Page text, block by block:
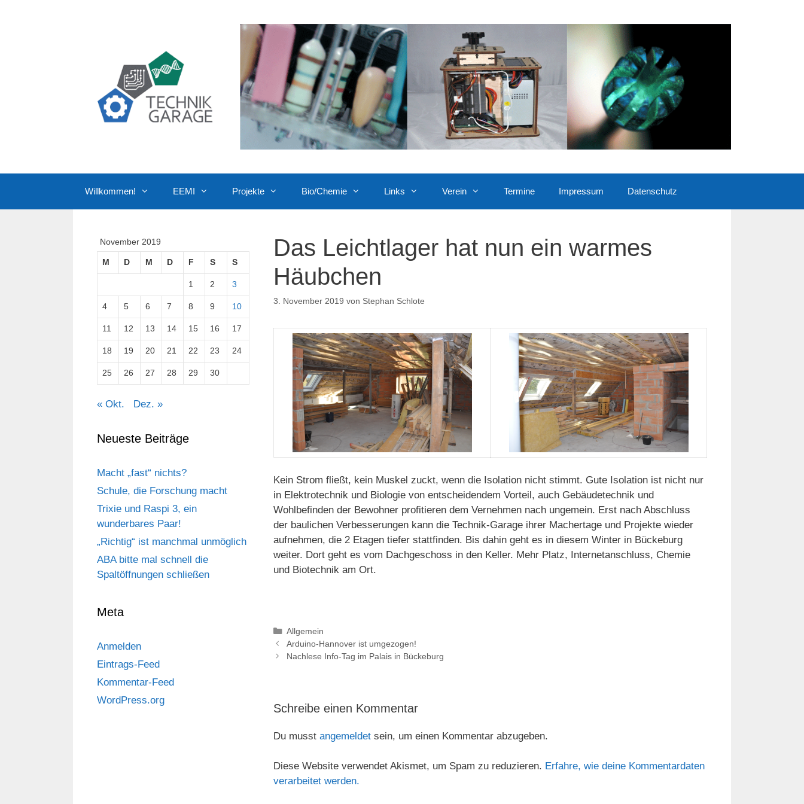
Willkommen! EEMI Projekte Bio/Chemie Links Verein Termine Impressum Datenschutz
Das Leichtlager hat nun ein warmes
Häubchen
3. November 2019 von Stephan Schlote
Kein Strom fließt, kein Muskel zuckt, wenn die Isolation nicht stimmt. Gute Isolation ist nicht nur
in Elektrotechnik und Biologie von entscheidendem Vorteil, auch Gebäudetechnik und
Wohlbefinden der Bewohner profitieren dem Vernehmen nach ungemein. Erst nach Abschluss
der baulichen Verbesserungen kann die Technik-Garage ihrer Machertage und Projekte wieder
aufnehmen, die 2 Etagen tiefer stattfinden. Bis dahin geht es in diesem Winter in Bückeburg
weiter. Dort geht es vom Dachgeschoss in den Keller. Mehr Platz, Internetanschluss, Chemie
und Biotechnik am Ort.
Kategorien
Allgemein
Arduino-Hannover ist umgezogen!
Nachlese Info-Tag im Palais in Bückeburg
Schreibe einen Kommentar
Du musst angemeldet sein, um einen Kommentar abzugeben.
Diese Website verwendet Akismet, um Spam zu reduzieren. Erfahre, wie deine Kommentardaten
verarbeitet werden.
November 2019
M D M D F S S
1 2 3
4 5 6 7 8 9 10
11 12 13 14 15 16 17
18 19 20 21 22 23 24
25 26 27 28 29 30
« Okt. Dez. »
Neueste Beiträge
Macht „fast“ nichts?
Schule, die Forschung macht
Trixie und Raspi 3, ein
wunderbares Paar!
„Richtig“ ist manchmal unmöglich
ABA bitte mal schnell die
Spaltöffnungen schließen
Meta
Anmelden
Eintrags-Feed
Kommentar-Feed
WordPress.org